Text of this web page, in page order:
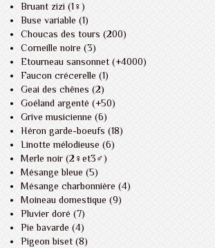
Bruant zizi (1♀)
Buse variable (1)
Choucas des tours (200)
Corneille noire (3)
Etourneau sansonnet (+4000)
Faucon crécerelle (1)
Geai des chênes (2)
Goéland argenté (+50)
Grive musicienne (6)
Héron garde-boeufs (18)
Linotte mélodieuse (6)
Merle noir (2♀et3♂)
Mésange bleue (5)
Mésange charbonnière (4)
Moineau domestique (9)
Pluvier doré (7)
Pie bavarde (4)
Pigeon biset (8)